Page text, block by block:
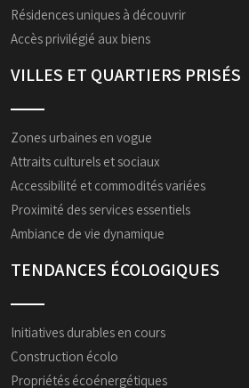
Résidences uniques à découvrir
Accès privilégié aux biens
VILLES ET QUARTIERS PRISÉS
Zones urbaines en vogue
Attraits culturels et sociaux
Accessibilité et commodités variées
Proximité des services essentiels
Ambiance de vie dynamique
TENDANCES ÉCOLOGIQUES
Initiatives durables en cours
Construction écolo
Propriétés écoénergétiques